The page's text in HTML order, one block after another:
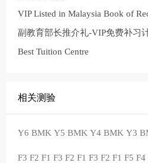
VIP Listed in Malaysia Book of
副教育部长推介礼-VIP免费补习
Best Tuition Centre
相关测验
Y6 BMK Y5 BMK Y4 BMK Y3
F3 F2 F1 F3 F2 F1 F3 F2 F1 F5 F4